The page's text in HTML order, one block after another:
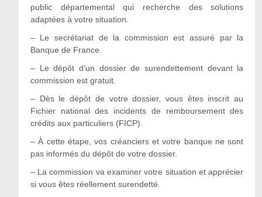
public départemental qui recherche des solutions
adaptées à votre situation.
– Le secrétariat de la commission est assuré par la
Banque de France.
– Le dépôt d’un dossier de surendettement devant la
commission est gratuit.
– Dès le dépôt de votre dossier, vous êtes inscrit au
Fichier national des incidents de remboursement des
crédits aux particuliers (FICP).
– À cette étape, vos créanciers et votre banque ne sont
pas informés du dépôt de votre dossier.
– La commission va examiner votre situation et apprécier
si vous êtes réellement surendetté.